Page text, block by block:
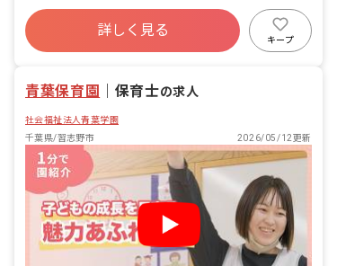
すく、明るい会話と自由な意見交換が活
発に行われています。遠方出身者も多く
活躍しており、馴染みやすい職場です。
年間休日120日以上
寮・住宅・家賃補助あり
社会保険完備
昇給昇進あり
詳しく見る
キープ
青葉保育園 保育士の求人
社会福祉法人青葉学園
千葉県/習志野市
2026/05/12更新